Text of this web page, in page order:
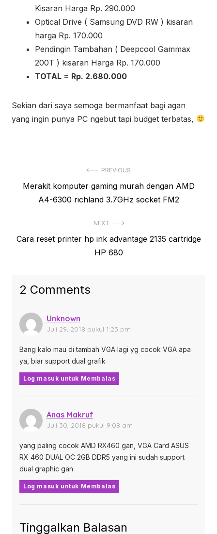
Kisaran Harga Rp. 290.000
Optical Drive ( Samsung DVD RW ) kisaran
harga Rp. 170.000
Pendingin Tambahan ( Deepcool Gammax
200T ) kisaran Harga Rp. 170.000
TOTAL = Rp. 2.680.000
Sekian dari saya semoga bermanfaat bagi agan
yang ingin punya PC ngebut tapi budget terbatas,
pos
PREVIOUS
Previous
Merakit komputer gaming murah dengan AMD
A4-6300 richland 3.7GHz socket FM2
NEXT
Next
Cara reset printer hp ink advantage 2135 cartridge
HP 680
2 Comments
Unknown
Juli 29, 2018 pukul 1:23 pm
Bang kalo mau di tambah VGA lagi yg cocok VGA apa
ya, biar support dual grafik
Log masuk untuk Membalas
Anas Makruf
Juli 30, 2018 pukul 9:08 am
yang paling cocok AMD RX460 gan, VGA Card ASUS
RX 460 DUAL OC 2GB DDR5 yang ini sudah support
dual graphic gan
Log masuk untuk Membalas
Tinggalkan Balasan